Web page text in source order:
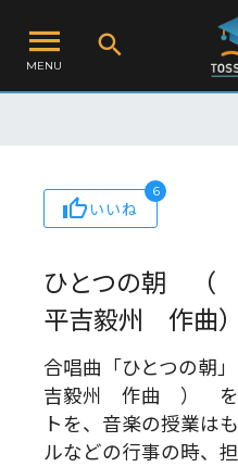
MENU
いいね
6
ひとつの朝
平吉毅州 作曲
合唱曲「ひとつの
吉毅州 作曲 ） を
トを、音楽の授業は
ルなどの行事の時、